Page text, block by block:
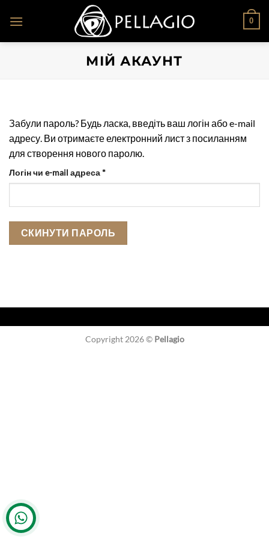
0
МІЙ АКАУНТ
Забули пароль? Будь ласка, введіть ваш логін або e-mail
адресу. Ви отримаєте електронний лист з посиланням
для створення нового паролю.
Логін чи e-mail адреса*Обов’язкове
СКИНУТИ ПАРОЛЬ
Copyright 2026 © Pellagio